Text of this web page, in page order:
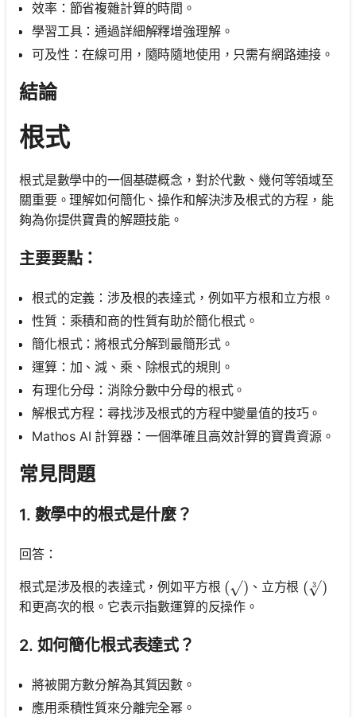
效率：節省複雜計算的時間。
學習工具：通過詳細解釋增強理解。
可及性：在線可用，隨時隨地使用，只需有網路連接。
結論
根式
根式是數學中的一個基礎概念，對於代數、幾何等領域至
關重要。理解如何簡化、操作和解決涉及根式的方程，能
夠為你提供寶貴的解題技能。
主要要點：
根式的定義：涉及根的表達式，例如平方根和立方根。
性質：乘積和商的性質有助於簡化根式。
簡化根式：將根式分解到最簡形式。
運算：加、減、乘、除根式的規則。
有理化分母：消除分數中分母的根式。
解根式方程：尋找涉及根式的方程中變量值的技巧。
Mathos AI 計算器：一個準確且高效計算的寶貴資源。
常見問題
1. 數學中的根式是什麼？
回答：
根式是涉及根的表達式，例如平方根 (\sqrt{ })
( ) 、立方根 ( 3 )
和更高次的根。它表示指數運算的反操作。
2. 如何簡化根式表達式？
將被開方數分解為其質因數。
應用乘積性質來分離完全幂。